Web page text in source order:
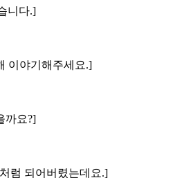
니다.]
이야기해주세요.]
까요?]
럼 되어버렸는데요.]